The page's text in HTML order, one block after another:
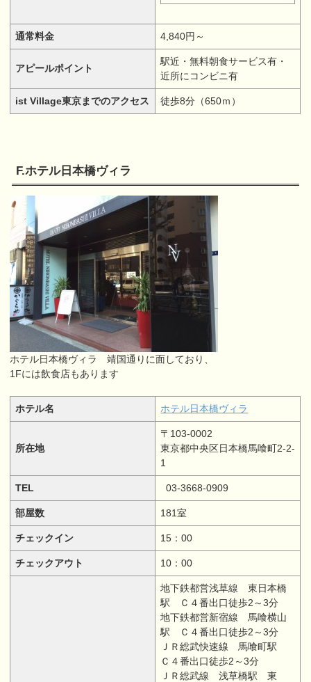
通常料金 4,840円～
アピールポイント
駅近・無料朝食サービス有・
近所にコンビニ有
ist Village東京までのアクセス 徒歩8分（650ｍ）
F.ホテル日本橋ヴィラ
ホテル日本橋ヴィラ 靖国通りに面しており、
1Fには飲食店もあります
ホテル名 ホテル日本橋ヴィラ
所在地
〒103-0002
東京都中央区日本橋馬喰町2-2-
1
TEL 03-3668-0909
部屋数 181室
チェックイン 15：00
チェックアウト 10：00
地下鉄都営浅草線 東日本橋
駅 Ｃ４番出口徒歩2～3分
地下鉄都営新宿線 馬喰横山
駅 Ｃ４番出口徒歩2～3分
ＪＲ総武快速線 馬喰町駅
Ｃ４番出口徒歩2～3分
ＪＲ総武線 浅草橋駅 東